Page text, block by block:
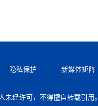
隐私保护 新媒体矩阵
经许可，不得擅自转载引用。